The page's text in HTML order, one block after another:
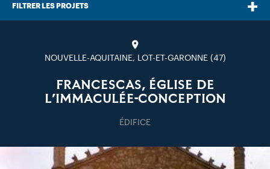
FILTRER LES PROJETS
NOUVELLE-AQUITAINE, LOT-ET-GARONNE (47)
FRANCESCAS, ÉGLISE DE
L’IMMACULÉE-CONCEPTION
ÉDIFICE